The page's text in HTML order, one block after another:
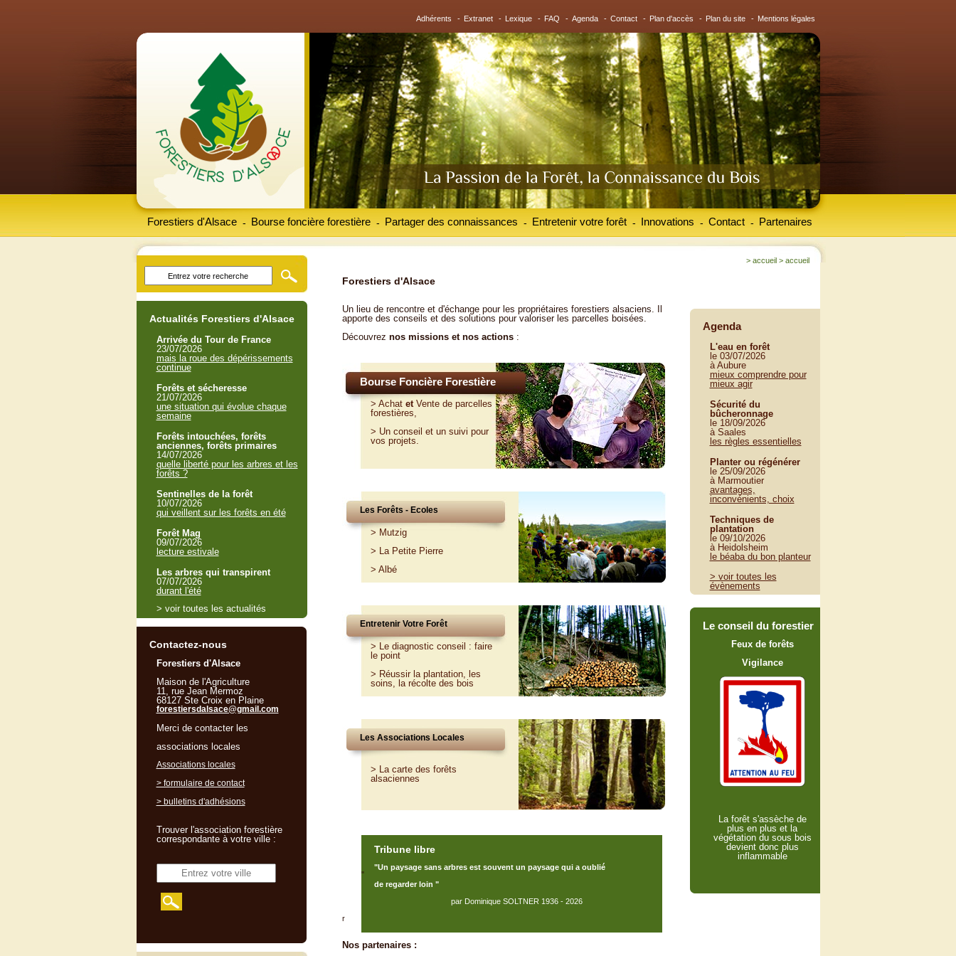
Adhérents - Extranet - Lexique - FAQ - Agenda - Contact - Plan d'accès - Plan du site - Mentions légales
Forestiers d'Alsace Bourse foncière forestière
- Partager des connaissances
- Entretenir votre forêt
- Innovations
- Contact
- Partenaires
-
Forestiers d'Alsace
Un lieu de rencontre et d'échange pour les propriétaires forestiers alsaciens. Il
apporte des conseils et des solutions pour valoriser les parcelles boisées.
Découvrez nos missions et nos actions:
Bourse Foncière Forestière
> Achatet Ventede parcelles
forestières,
> Un conseil et un suivi pour
vos projets.
Les Forêts - Ecoles
> Mutzig
> La Petite Pierre
> Albé
Entretenir Votre Forêt
> Le diagnostic conseil : faire
le point
> Réussir la plantation, les
soins, la récolte des bois
Les Associations Locales
> La carte des forêts
alsaciennes
"
Tribune libre
"Un paysage sans arbres est souvent un paysage qui a oublié
de regarder loin "
par Dominique SOLTNER 1936 - 2026
r
Nos partenaires :
Actualités Forestiers d'Alsace
Arrivée du Tour de France
23/07/2026
mais la roue des dépérissements
continue
Forêts et sécheresse
21/07/2026
une situation qui évolue chaque
semaine
Forêts intouchées, forêts
anciennes, forêts primaires
14/07/2026
quelle liberté pour les arbres et les
forêts ?
Sentinelles de la forêt
10/07/2026
qui veillent sur les forêts en été
Forêt Mag
09/07/2026
lecture estivale
Les arbres qui transpirent
07/07/2026
durant l'été
> voir toutes les actualités
Contactez-nous
Forestiers d'Alsace
Maison de l'Agriculture
11, rue Jean Mermoz
68127 Ste Croix en Plaine
forestiersdalsace@gmail.com
Merci de contacter les
associations locales
Associations locales
> formulaire de contact
> bulletins d'adhésions
Trouver l'association forestière
correspondante à votre ville :
> accueil > accueil
Agenda
L'eau en forêt
le 03/07/2026
à Aubure
mieux comprendre pour
mieux agir
Sécurité du
bûcheronnage
le 18/09/2026
à Saales
les règles essentielles
Planter ou régénérer
le 25/09/2026
à Marmoutier
avantages,
inconvénients, choix
Techniques de
plantation
le 09/10/2026
à Heidolsheim
le béaba du bon planteur
> voir toutes les
évènements
Le conseil du forestier
Feux de forêts
Vigilance
La forêt s'assèche de
plus en plus et la
végétation du sous bois
devient donc plus
inflammable